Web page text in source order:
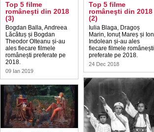
Top 5 filme
româneşti din 2018
(3)
Bogdan Balla, Andreea
Lăcătuș și Bogdan
Theodor Olteanu și-au
ales fiecare filmele
românești preferate pe
2018.
09 Ian 2019
Top 5 filme
româneşti din 2018
(2)
Iulia Blaga, Dragoș
Marin, Ionuț Mareș și Ion
Indolean și-au ales
fiecare filmele românești
preferate pe 2018.
24 Dec 2018